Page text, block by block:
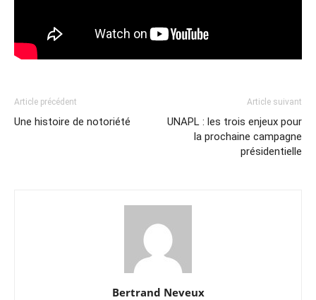
Article précédent
Une histoire de notoriété
Article suivant
UNAPL : les trois enjeux pour
la prochaine campagne
présidentielle
Bertrand Neveux